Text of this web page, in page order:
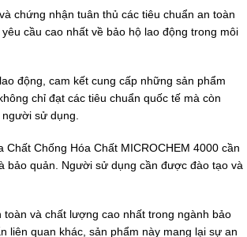
chứng nhận tuân thủ các tiêu chuẩn an toàn
cầu cao nhất về bảo hộ lao động trong môi
động, cam kết cung cấp những sản phẩm
chỉ đạt các tiêu chuẩn quốc tế mà còn
sử dụng.
Chống Hóa Chất MICROCHEM 4000 cần
bảo quản. Người sử dụng cần được đào tạo và
và chất lượng cao nhất trong ngành bảo
liên quan khác, sản phẩm này mang lại sự an